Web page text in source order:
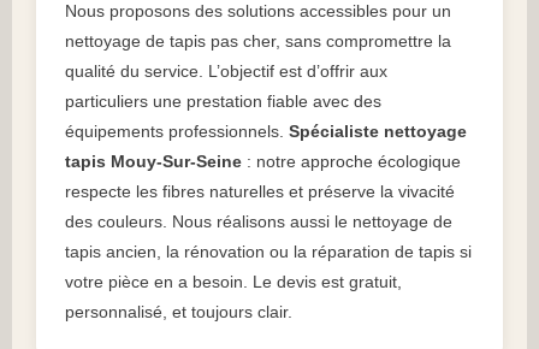
Nous proposons des solutions accessibles pour un
nettoyage de tapis pas cher, sans compromettre la
qualité du service. L’objectif est d’offrir aux
particuliers une prestation fiable avec des
équipements professionnels. Spécialiste nettoyage
tapis Mouy-Sur-Seine : notre approche écologique
respecte les fibres naturelles et préserve la vivacité
des couleurs. Nous réalisons aussi le nettoyage de
tapis ancien, la rénovation ou la réparation de tapis si
votre pièce en a besoin. Le devis est gratuit,
personnalisé, et toujours clair.